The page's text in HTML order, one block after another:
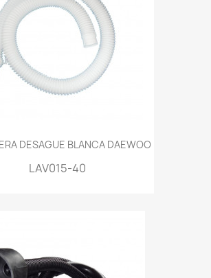
DESAGUE BLANCA DAEWOO
LAV015-40